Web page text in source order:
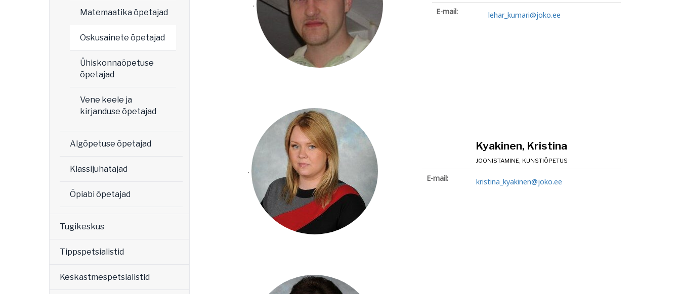
Matemaatika õpetajad
Oskusainete õpetajad
Ühiskonnaõpetuse
õpetajad
Vene keele ja
kirjanduse õpetajad
Algõpetuse õpetajad
Klassijuhatajad
Õpiabi õpetajad
Tugikeskus
Tippspetsialistid
Keskastmespetsialistid
.
E-mail: lehar_kumari@joko.ee
.
Kyakinen, Kristina
JOONISTAMINE, KUNSTIÕPETUS
E-mail: kristina_kyakinen@joko.ee